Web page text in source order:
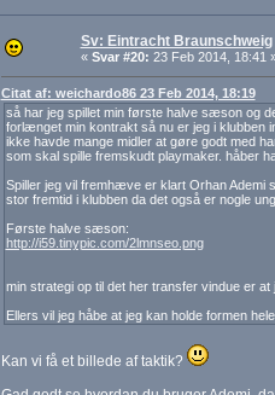
Sv: Eintracht Braunschweig
« Svar #20: 23 Feb 2014, 18:41
Citat af: weichardo86 23 Feb 2014, 18:19
så har jeg spillet min første halve sæson og
forlænget min kontrakt så nu er jeg i klubben
ikke havde mange midler at gøre godt med
som skal spille fremskudt playmaker. håber
Spiller jeg vil fremhæve er klart Orhan Ademi
stor fremtid i klubben da det også er nogle
Første halve sæson:
http://i59.tinypic.com/2lmnseo.png
min strategi op til det her transfer vindue er
Ellers vil jeg håbe at jeg kan holde formen
Kan vi få et billede af taktik?